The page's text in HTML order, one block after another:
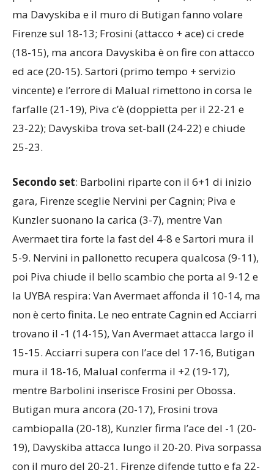
proprio Frosini tentano il recupero (15-12, 16-13),
ma Davyskiba e il muro di Butigan fanno volare
(18-15), ma ancora Davyskiba è on fire con attacco
ed ace (20-15). Sartori (primo tempo + servizio
farfalle (21-19), Piva c’è (doppietta per il 22-21 e
23-22); Davyskiba trova set-ball (24-22) e chiude
: Barbolini riparte con il 6+1 di inizio
gara, Firenze sceglie Nervini per Cagnin; Piva e
5-9. Nervini in pallonetto recupera qualcosa (9-11),
poi Piva chiude il bello scambio che porta al 9-12 e
la UYBA respira: Van Avermaet affonda il 10-14, ma
non è certo finita. Le neo entrate Cagnin ed Acciarri
trovano il -1 (14-15), Van Avermaet attacca largo il
15-15. Acciarri supera con l’ace del 17-16, Butigan
mentre Barbolini inserisce Frosini per Obossa.
Butigan mura ancora (20-17), Frosini trova
cambiopalla (20-18), Kunzler firma l’ace del -1 (20-
19), Davyskiba attacca lungo il 20-20. Piva sorpassa